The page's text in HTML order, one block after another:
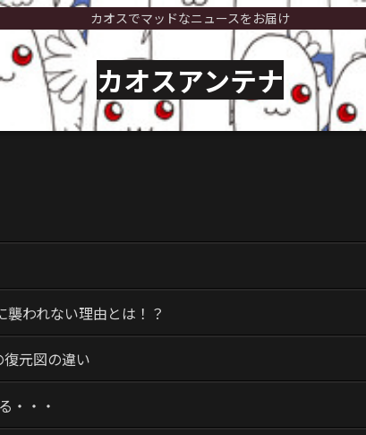
カオスでマッドなニュースをお届け
カオスアンテナ
われない理由とは！？
元図の違い
・・・